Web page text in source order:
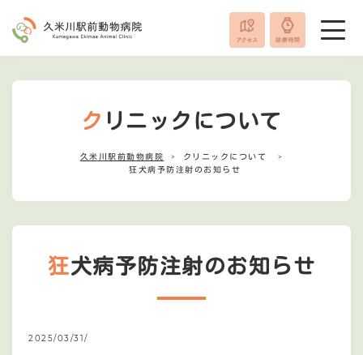
クリニックについて
久米川駅前動物病院
クリニックについて
狂犬病予防注射のお知らせ
狂犬病予防注射のお知らせ
2025/03/31/